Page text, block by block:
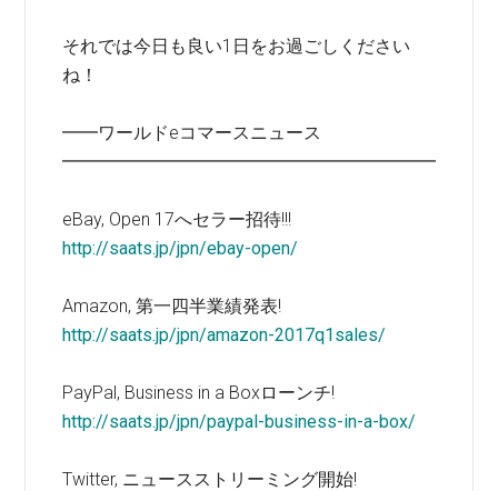
それでは今日も良い1日をお過ごしください
ね！
━━ワールドeコマースニュース
━━━━━━━━━━━━━━━━━━━━━
eBay, Open 17へセラー招待!!!
http://saats.jp/jpn/ebay-open/
Amazon, 第一四半業績発表!
http://saats.jp/jpn/amazon-2017q1sales/
PayPal, Business in a Boxローンチ!
http://saats.jp/jpn/paypal-business-in-a-box/
Twitter, ニュースストリーミング開始!